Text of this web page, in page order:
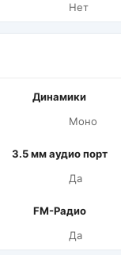
Нет
Динамики
Моно
3.5 мм аудио порт
Да
FM-Радио
Да